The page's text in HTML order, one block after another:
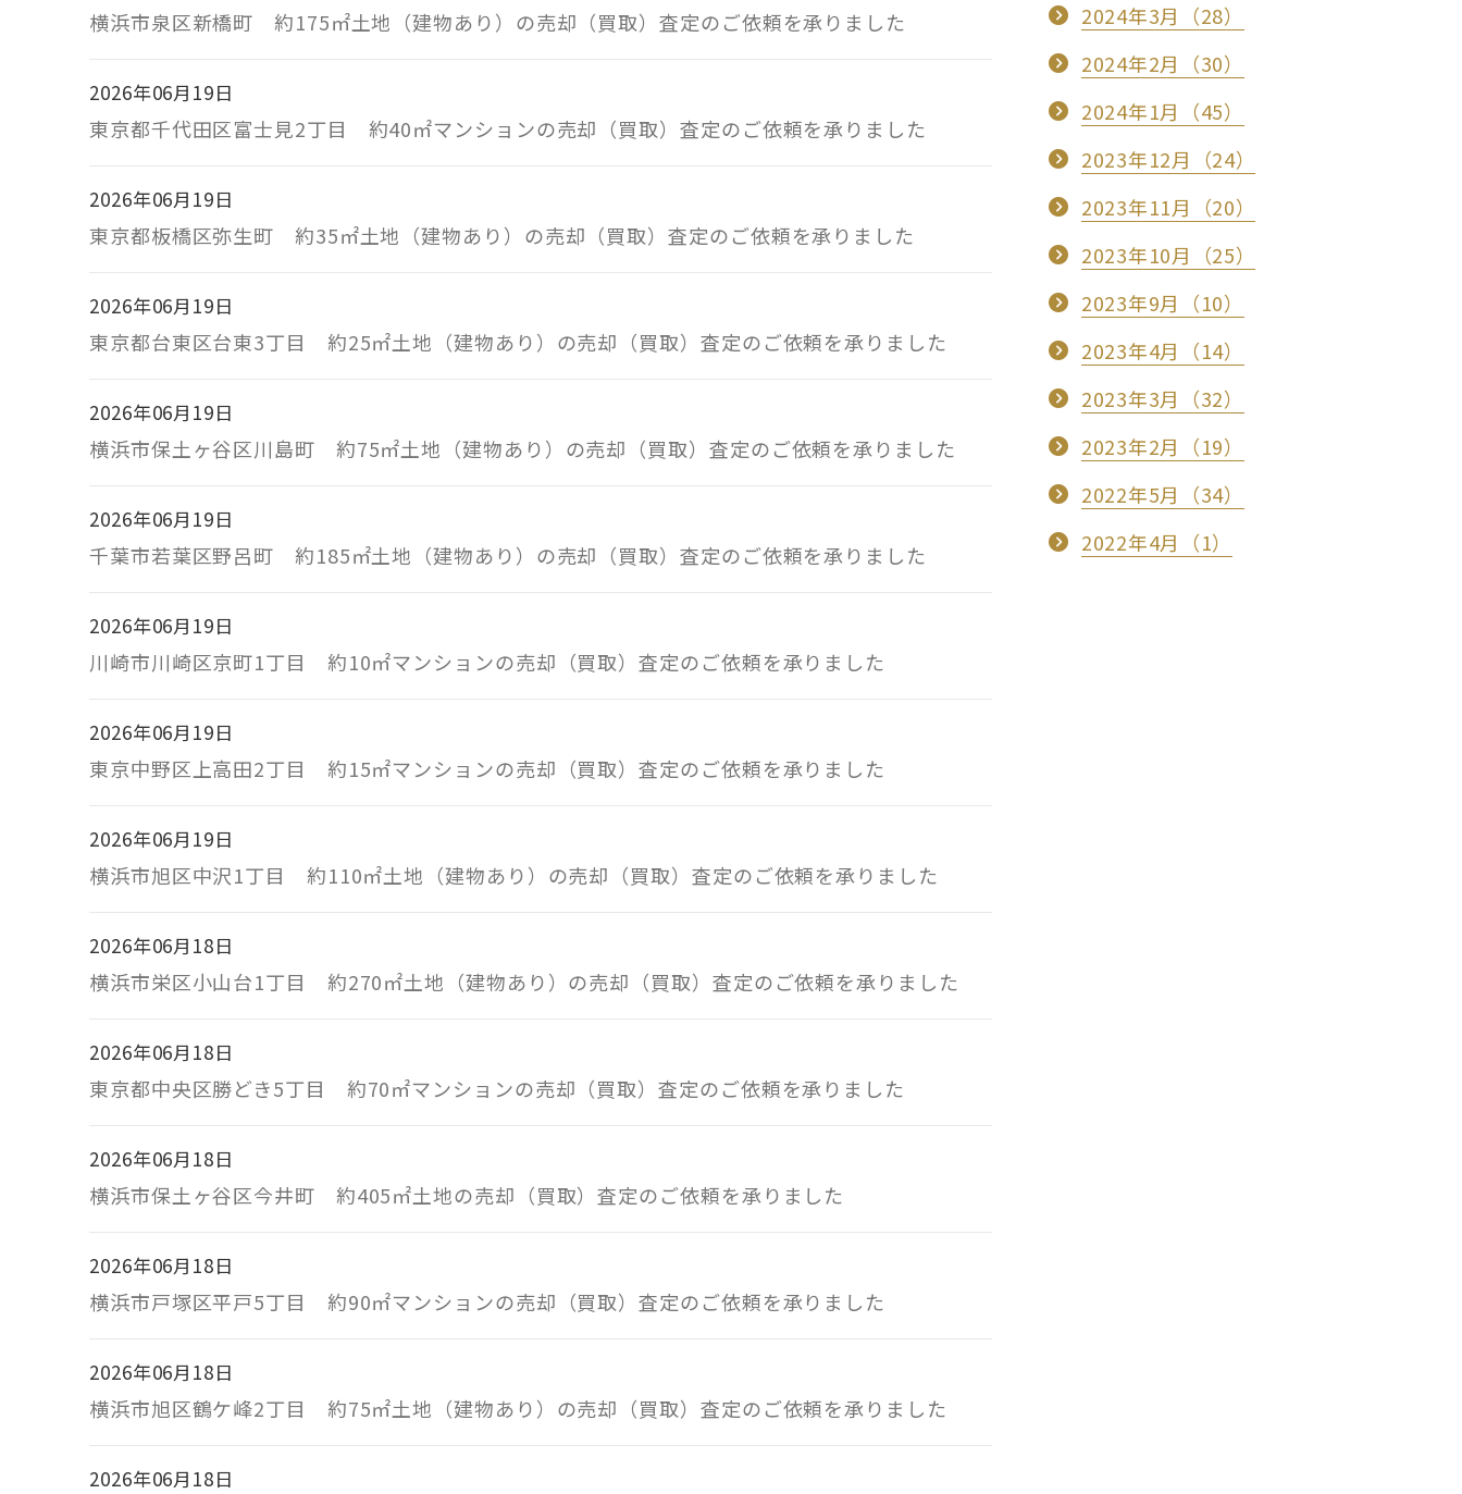
横浜市泉区新橋町 約175㎡土地（建物あり）の売却（買取）査定のご依頼を承りました
2026年06月19日
東京都千代田区富士見2丁目 約40㎡マンションの売却（買取）査定のご依頼を承りました
2026年06月19日
東京都板橋区弥生町 約35㎡土地（建物あり）の売却（買取）査定のご依頼を承りました
2026年06月19日
東京都台東区台東3丁目 約25㎡土地（建物あり）の売却（買取）査定のご依頼を承りました
2026年06月19日
横浜市保土ヶ谷区川島町 約75㎡土地（建物あり）の売却（買取）査定のご依頼を承りました
2026年06月19日
千葉市若葉区野呂町 約185㎡土地（建物あり）の売却（買取）査定のご依頼を承りました
2026年06月19日
川崎市川崎区京町1丁目 約10㎡マンションの売却（買取）査定のご依頼を承りました
2026年06月19日
東京中野区上高田2丁目 約15㎡マンションの売却（買取）査定のご依頼を承りました
2026年06月19日
横浜市旭区中沢1丁目 約110㎡土地（建物あり）の売却（買取）査定のご依頼を承りました
2026年06月18日
横浜市栄区小山台1丁目 約270㎡土地（建物あり）の売却（買取）査定のご依頼を承りました
2026年06月18日
東京都中央区勝どき5丁目 約70㎡マンションの売却（買取）査定のご依頼を承りました
2026年06月18日
横浜市保土ヶ谷区今井町 約405㎡土地の売却（買取）査定のご依頼を承りました
2026年06月18日
横浜市戸塚区平戸5丁目 約90㎡マンションの売却（買取）査定のご依頼を承りました
2026年06月18日
横浜市旭区鶴ケ峰2丁目 約75㎡土地（建物あり）の売却（買取）査定のご依頼を承りました
2026年06月18日
2024年3月（28）
2024年2月（30）
2024年1月（45）
2023年12月（24）
2023年11月（20）
2023年10月（25）
2023年9月（10）
2023年4月（14）
2023年3月（32）
2023年2月（19）
2022年5月（34）
2022年4月（1）